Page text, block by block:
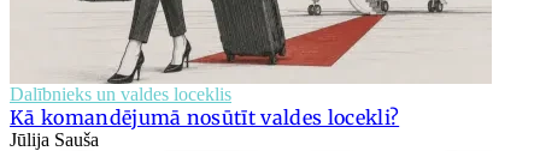
Dalībnieks un valdes loceklis
Kā komandējumā nosūtīt valdes locekli?
Jūlija Sauša